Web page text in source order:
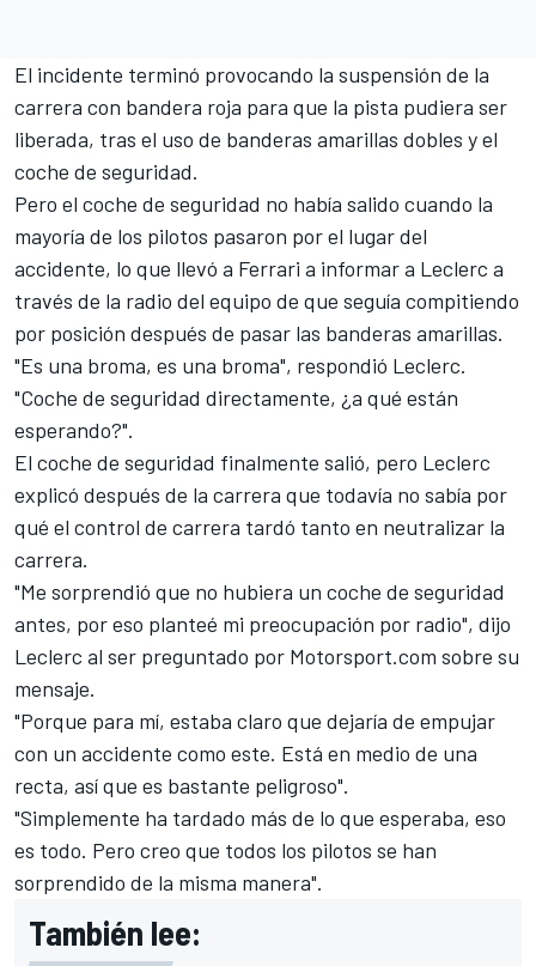
El incidente terminó provocando la suspensión de la
carrera con bandera roja para que la pista pudiera ser
liberada, tras el uso de banderas amarillas dobles y el
coche de seguridad.
Pero el coche de seguridad no había salido cuando la
mayoría de los pilotos pasaron por el lugar del
accidente, lo que llevó a Ferrari a informar a Leclerc a
través de la radio del equipo de que seguía compitiendo
por posición después de pasar las banderas amarillas.
"Es una broma, es una broma", respondió Leclerc.
"Coche de seguridad directamente, ¿a qué están
esperando?".
El coche de seguridad finalmente salió, pero Leclerc
explicó después de la carrera que todavía no sabía por
qué el control de carrera tardó tanto en neutralizar la
carrera.
"Me sorprendió que no hubiera un coche de seguridad
antes, por eso planteé mi preocupación por radio", dijo
Leclerc al ser preguntado por Motorsport.com sobre su
mensaje.
"Porque para mí, estaba claro que dejaría de empujar
con un accidente como este. Está en medio de una
recta, así que es bastante peligroso".
"Simplemente ha tardado más de lo que esperaba, eso
es todo. Pero creo que todos los pilotos se han
sorprendido de la misma manera".
También lee: